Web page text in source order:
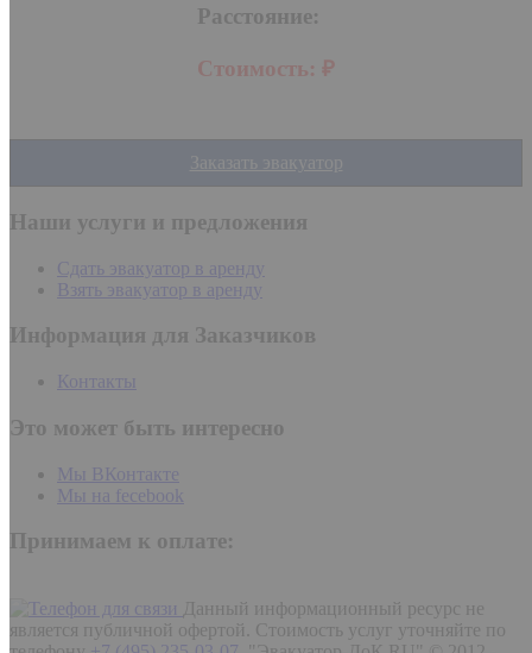
Расстояние:
Стоимость: ₽
Заказать эвакуатор
Наши услуги и предложения
Сдать эвакуатор в аренду
Взять эвакуатор в аренду
Информация для Заказчиков
Контакты
Это может быть интересно
Мы ВКонтакте
Мы на fecebook
Принимаем к оплате:
Данный информационный ресурс не
является публичной офертой. Стоимость услуг уточняйте по